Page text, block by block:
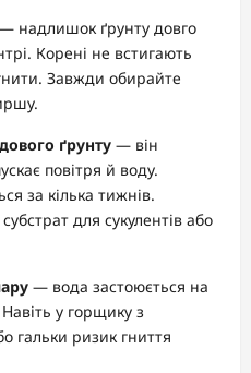
— надлишок ґрунту довго
Корені не встигають
Завжди обирайте
ґрунту — він
повітря й воду.
за кілька тижнів.
для сукулентів або
— вода застоюється на
у горщику з
гальки ризик гниття